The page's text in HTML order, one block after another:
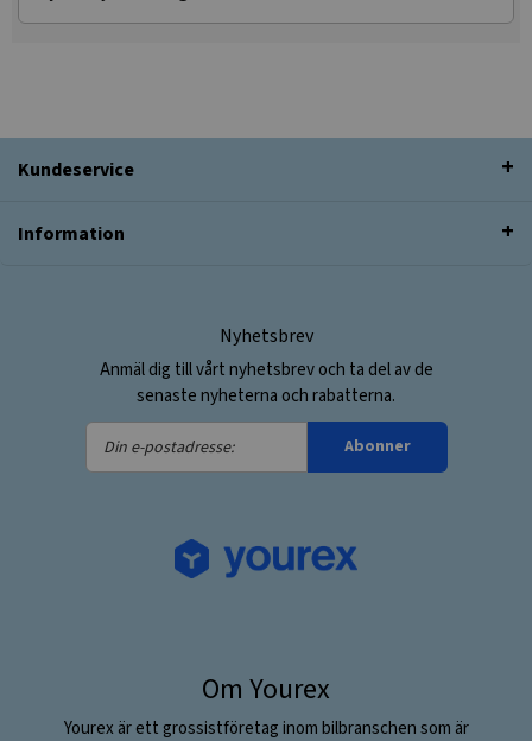
Kundeservice
Information
Nyhetsbrev
Anmäl dig till vårt nyhetsbrev och ta del av de
senaste nyheterna och rabatterna.
Din
e-
Abonner
Om Yourex
Yourex är ett grossistföretag inom bilbranschen som är